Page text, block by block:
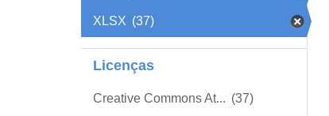
XLSX (37)
Licenças
Creative Commons At... (37)